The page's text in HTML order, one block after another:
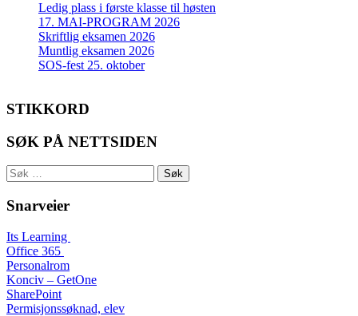
Ledig plass i første klasse til høsten
17. MAI-PROGRAM 2026
Skriftlig eksamen 2026
Muntlig eksamen 2026
SOS-fest 25. oktober
STIKKORD
SØK PÅ NETTSIDEN
Søk
etter:
Snarveier
Its Learning
Office 365
Personalrom
Konciv – GetOne
SharePoint
Permisjonssøknad, elev